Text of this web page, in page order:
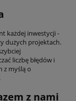
każdej inwestycji -
dużych projektach.
liczbę błędów i
z myślą o
z nami